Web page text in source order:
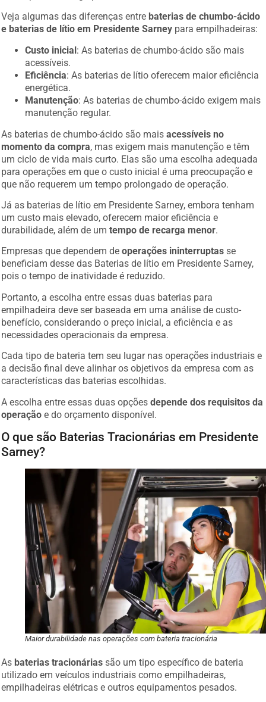
Veja algumas das diferenças entre baterias de chumbo-ácido
e baterias de lítio em Presidente Sarney para empilhadeiras:
Custo inicial: As baterias de chumbo-ácido são mais
acessíveis.
Eficiência: As baterias de lítio oferecem maior eficiência
energética.
Manutenção: As baterias de chumbo-ácido exigem mais
manutenção regular.
As baterias de chumbo-ácido são maisacessíveis no
momento da compra, mas exigem mais manutenção e têm
um ciclo de vida mais curto. Elas são uma escolha adequada
para operações em que o custo inicial é uma preocupação e
que não requerem um tempo prolongado de operação.
Já as baterias de lítio em Presidente Sarney, embora tenham
um custo mais elevado, oferecem maior eficiência e
durabilidade, além de umtempo de recarga menor.
Empresas que dependem deoperações ininterruptas se
beneficiam desse das Baterias de lítio em Presidente Sarney,
pois o tempo de inatividade é reduzido.
Portanto, a escolha entre essas duas baterias para
empilhadeira deve ser baseada em uma análise de custo-
benefício, considerando o preço inicial, a eficiência e as
necessidades operacionais da empresa.
Cada tipo de bateria tem seu lugar nas operações industriais e
a decisão final deve alinhar os objetivos da empresa com as
características das baterias escolhidas.
A escolha entre essas duas opçõesdepende dos requisitos da
operação e do orçamento disponível.
O que são Baterias Tracionárias em Presidente
Sarney?
Maior durabilidade nas operações com bateria tracionária
As baterias tracionárias são um tipo específico de bateria
utilizado em veículos industriais como empilhadeiras,
empilhadeiras elétricas e outros equipamentos pesados.